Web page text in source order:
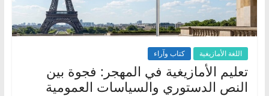
اللغة الأمازيغية كتاب وآراء
تعليم الأمازيغية في المهجر: فجوة بين
النص الدستوري والسياسات العمومية